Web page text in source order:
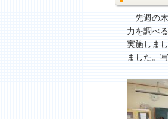
先週の木
力を調べ
実施しま
ました。